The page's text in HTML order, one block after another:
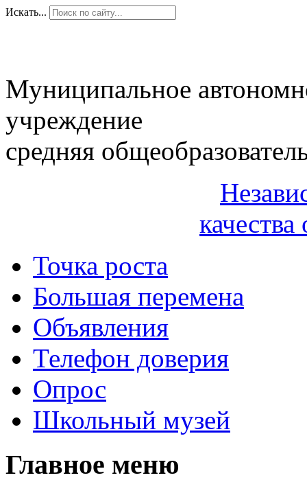
Искать...
Муниципальное
учреждение
средняя
качества
Точка роста
Большая перемена
Объявления
Телефон доверия
Опрос
Школьный музей
Главное меню